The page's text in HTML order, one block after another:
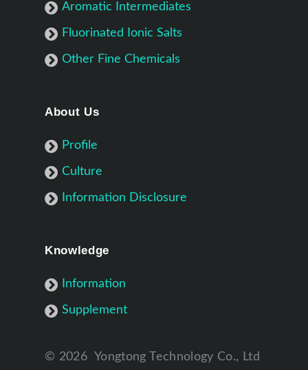
Aromatic Intermediates
Fluorinated Ionic Salts
Other Fine Chemicals
About Us
Profile
Culture
Information Disclosure
Knowledge
Information
Supplement
© 2026 Yongtong Technology Co., Ltd